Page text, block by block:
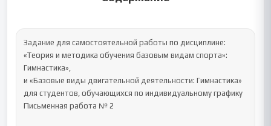
Задание для самостоятельной работы по дисциплине:
«Теория и методика обучения базовым видам спорта»:
Гимнастика»,
и «Базовые виды двигательной деятельности: Гимнастика»
для студентов, обучающихся по индивидуальному графику
Письменная работа № 2